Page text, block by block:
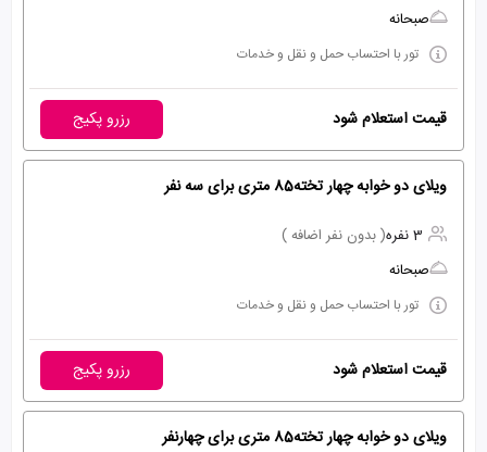
صبحانه
تور با احتساب حمل و نقل و خدمات
قیمت استعلام شود رزرو پکیج
ویلای دو خوابه چهار تخته85 متری برای سه نفر
3 نفره
( بدون نفر اضافه )
صبحانه
تور با احتساب حمل و نقل و خدمات
قیمت استعلام شود رزرو پکیج
ویلای دو خوابه چهار تخته85 متری برای چهارنفر